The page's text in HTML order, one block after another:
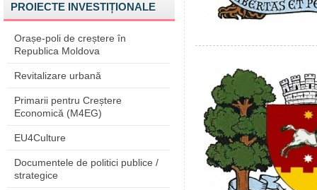
PROIECTE INVESTIȚIONALE
Orașe-poli de creștere în
Republica Moldova
Revitalizare urbană
Primarii pentru Creștere
Economică (M4EG)
EU4Culture
Documentele de politici publice /
strategice